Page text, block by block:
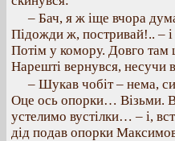
– Бач, я ж іще вчора
Підожди ж, постривай!.. – і
Потім у комору. Довго там
Нарешті вернувся, несучи
– Шукав чобіт – нема,
Оце ось опорки… Візьми.
устелимо вустілки… – і,
дід подав опорки